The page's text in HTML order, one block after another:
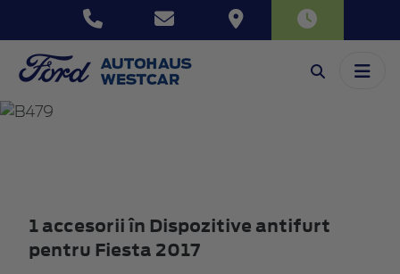
FIESTA
1 accesorii în Dispozitive antifurt
pentru Fiesta 2017